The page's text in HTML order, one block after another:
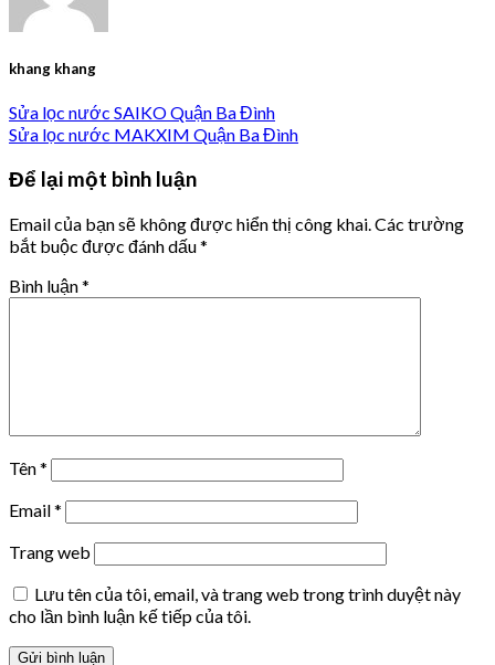
khang khang
Sửa lọc nước SAIKO Quận Ba Đình
Sửa lọc nước MAKXIM Quận Ba Đình
Để lại một bình luận
Email của bạn sẽ không được hiển thị công khai. Các trường
bắt buộc được đánh dấu*
Bình luận*
Tên*
Email*
Trang web
Lưu tên của tôi, email, và trang web trong trình duyệt này
cho lần bình luận kế tiếp của tôi.